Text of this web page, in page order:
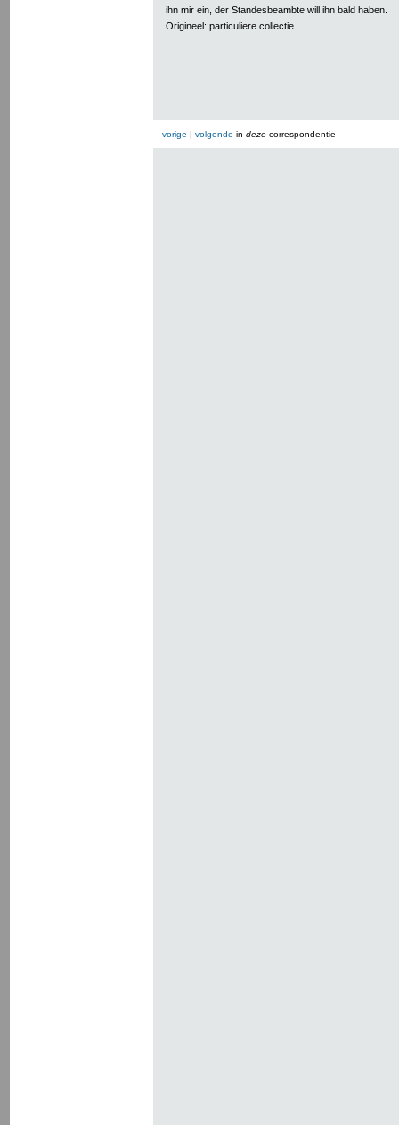
ihn mir ein, der Standesbeambte will ihn bald haben.
Origineel: particuliere collectie
vorige | volgende in deze correspondentie